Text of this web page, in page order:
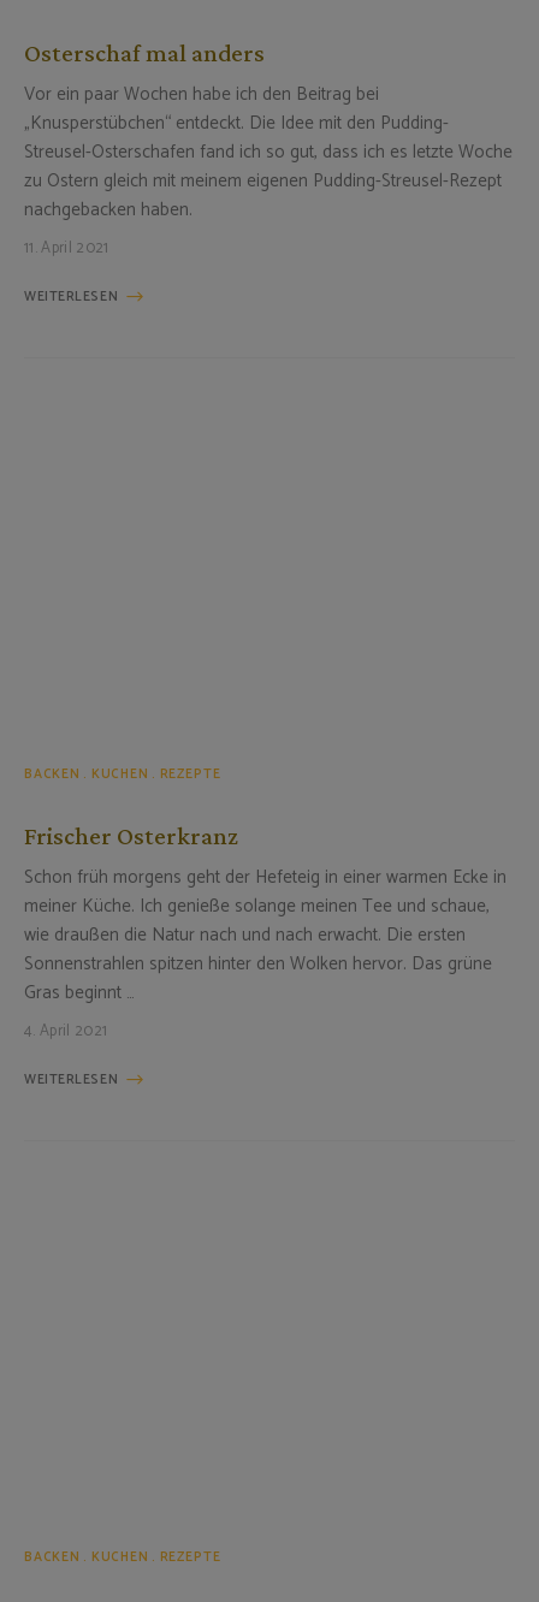
Osterschaf mal anders
Vor ein paar Wochen habe ich den Beitrag bei
„Knusperstübchen“ entdeckt. Die Idee mit den Pudding-
Streusel-Osterschafen fand ich so gut, dass ich es letzte Woche
zu Ostern gleich mit meinem eigenen Pudding-Streusel-Rezept
nachgebacken haben.
11. April 2021
WEITERLESEN
BACKEN KUCHEN REZEPTE
Frischer Osterkranz
Schon früh morgens geht der Hefeteig in einer warmen Ecke in
meiner Küche. Ich genieße solange meinen Tee und schaue,
wie draußen die Natur nach und nach erwacht. Die ersten
Sonnenstrahlen spitzen hinter den Wolken hervor. Das grüne
Gras beginnt …
4. April 2021
WEITERLESEN
BACKEN KUCHEN REZEPTE